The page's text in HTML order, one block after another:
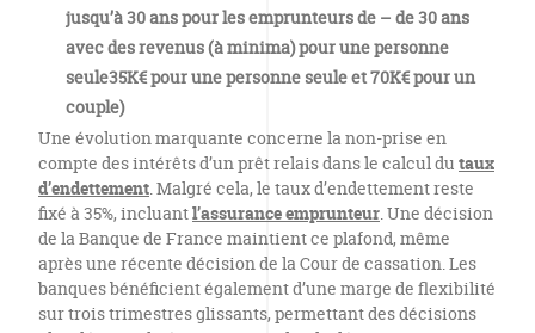
jusqu’à 30 ans pour les emprunteurs de – de 30 ans
avec des revenus (à minima) pour une personne
seule35K€ pour une personne seule et 70K€ pour un
couple)
Une évolution marquante concerne la non-prise en
compte des intérêts d’un prêt relais dans le calcul du taux
d’endettement. Malgré cela, le taux d’endettement reste
fixé à 35%, incluantl’assurance emprunteur. Une décision
de la Banque de France maintient ce plafond, même
après une récente décision de la Cour de cassation. Les
banques bénéficient également d’une marge de flexibilité
sur trois trimestres glissants, permettant des décisions